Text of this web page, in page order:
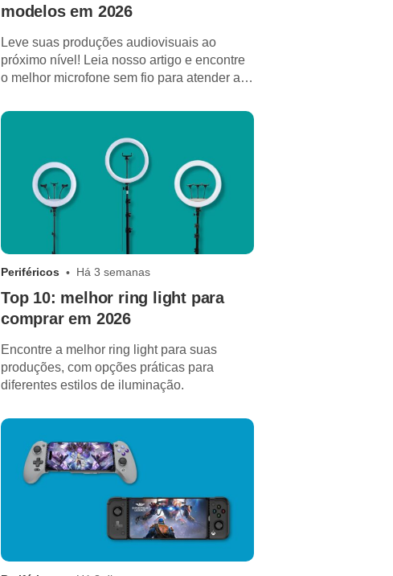
modelos em 2026
Leve suas produções audiovisuais ao
próximo nível! Leia nosso artigo e encontre
o melhor microfone sem fio para atender as
Periféricos Há 3 semanas
Top 10: melhor ring light para
comprar em 2026
Encontre a melhor ring light para suas
produções, com opções práticas para
diferentes estilos de iluminação.